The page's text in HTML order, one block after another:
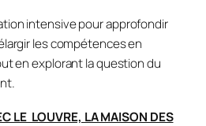
intensive pour approfondir
les compétences en
en explorant la question du
LE LOUVRE, LA MAISON DES